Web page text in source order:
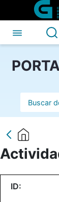
Skip to Main
Barra